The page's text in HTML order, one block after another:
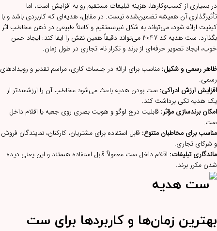
در بسیاری از کسب‌وکارها، هزینه تبلیغات مستقیم رو به افزایش است، اما
تأثیرگذاری آن همیشه تضمین‌شده نیست. در مقابل، هدیه‌ای که کاربردی باشد و با
کیفیت ارائه شود، می‌تواند به شکل غیرمستقیم و کاملاً طبیعی در ذهن مخاطب اثر
بگذارد. ست هدیه کد 3047 می‌تواند دقیقاً همین نقش را ایفا کند: ایجاد حس
خوب، ایجاد تصویر حرفه‌ای از برند و تکرار نام تجاری در طول زمان.
ظاهر رسمی و شکیل: مناسب برای ارائه در جلسات کاری، مراسم تقدیر و رویدادهای
رسمی.
افزایش ارزش ادراکی: ست بودن هدیه باعث می‌شود مخاطب آن را ارزشمندتر از
یک هدیه تکی برداشت کند.
امکان برندسازی مؤثر: قابلیت درج لوگو و هویت بصری روی جعبه یا اقلام داخل
ست.
مناسب برای مخاطبان متنوع: قابل استفاده برای مشتریان، کارکنان، نمایندگان فروش
و شرکای تجاری.
ماندگاری تبلیغات: اقلام داخل ست معمولاً قابل استفاده هستند و این یعنی دیده
شدن مکرر برند.
بهترین زمان‌ها و کاربردها برای ست